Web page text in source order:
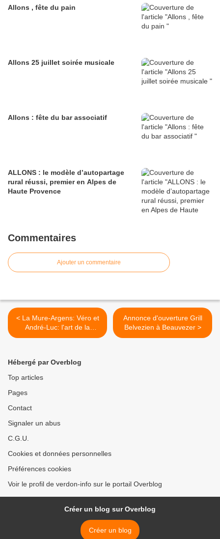
Allons , fête du pain
Allons 25 juillet soirée musicale
Allons : fête du bar associatif
ALLONS : le modèle d’autopartage
rural réussi, premier en Alpes de
Haute Provence
Commentaires
Ajouter un commentaire
< La Mure-Argens: Véro et
André-Luc: l'art de la
distillation à l'ancienne
Annonce d'ouverture Grill
Belvezien à Beauvezer >
Hébergé par Overblog
Top articles
Pages
Contact
Signaler un abus
C.G.U.
Cookies et données personnelles
Préférences cookies
Voir le profil de verdon-info sur le portail Overblog
Créer un blog sur Overblog
Créer un blog